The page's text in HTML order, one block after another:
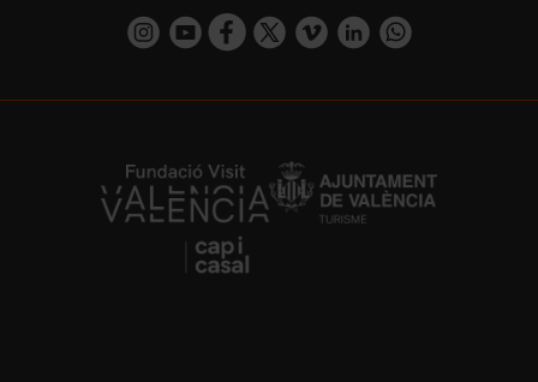
https://www.instagram.com/visit_valencia/
https://www.youtube.com/user/
https://www.facebook.com/
https://twitter.com/
https://vimeo.com/
https://www.linkedin.com/company/turismo-valencia/https://api.whatsapp.com/send/
https://fundacion.visitvalencia.com/